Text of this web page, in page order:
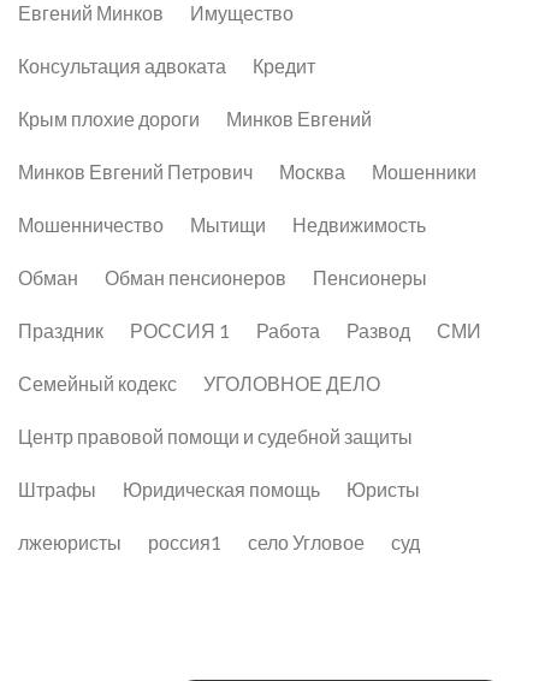
Евгений Минков Имущество
Консультация адвоката Кредит
Крым плохие дороги Минков Евгений
Минков Евгений Петрович Москва Мошенники
Мошенничество Мытищи Недвижимость
Обман Обман пенсионеров Пенсионеры
Праздник РОССИЯ 1 Работа Развод СМИ
Семейный кодекс УГОЛОВНОЕ ДЕЛО
Центр правовой помощи и судебной защиты
Штрафы Юридическая помощь Юристы
лжеюристы россия1 село Угловое суд